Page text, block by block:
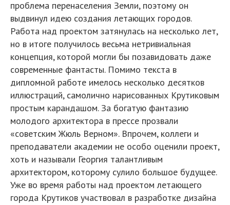
проблема перенаселения Земли, поэтому он
выдвинул идею создания летающих городов.
Работа над проектом затянулась на несколько лет,
но в итоге получилось весьма нетривиальная
концепция, которой могли бы позавидовать даже
современные фантасты. Помимо текста в
дипломной работе имелось несколько десятков
иллюстраций, самолично нарисованных Крутиковым
простым карандашом. За богатую фантазию
молодого архитектора в прессе прозвали
«советским Жюль Верном». Впрочем, коллеги и
преподаватели академии не особо оценили проект,
хоть и называли Георгия талантливым
архитектором, которому сулило большое будущее.
Уже во время работы над проектом летающего
города Крутиков участвовал в разработке дизайна